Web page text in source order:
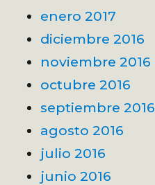
enero 2017
diciembre 2016
noviembre 2016
octubre 2016
septiembre 2016
agosto 2016
julio 2016
junio 2016